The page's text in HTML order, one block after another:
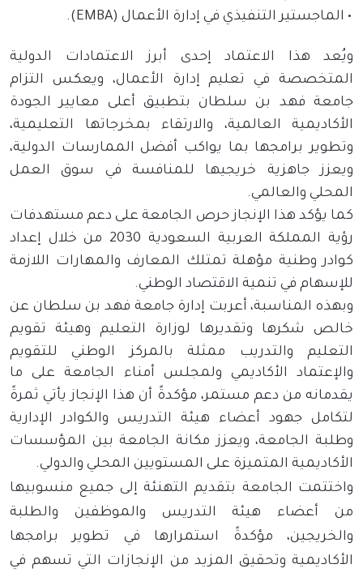
الماجستير التنفيذي في إدارة الأعمال (EMBA).
ويُعد هذا الاعتماد إحدى أبرز الاعتمادات الدولية
المتخصصة في تعليم إدارة الأعمال، ويعكس التزام
جامعة فهد بن سلطان بتطبيق أعلى معايير الجودة
الأكاديمية العالمية، والارتقاء بمخرجاتها التعليمية،
وتطوير برامجها بما يواكب أفضل الممارسات الدولية،
ويعزز جاهزية خريجيها للمنافسة في سوق العمل
المحلي والعالمي.
كما يؤكد هذا الإنجاز حرص الجامعة على دعم مستهدفات
رؤية المملكة العربية السعودية 2030 من خلال إعداد
كوادر وطنية مؤهلة تمتلك المعارف والمهارات اللازمة
للإسهام في تنمية الاقتصاد الوطني.
وبهذه المناسبة، أعربت إدارة جامعة فهد بن سلطان عن
خالص شكرها وتقديرها لوزارة التعليم وهيئة تقويم
التعليم والتدريب ممثلة بالمركز الوطني للتقويم
والإعتماد الأكاديمي ولمجلس أمناء الجامعة على ما
يقدمانه من دعم مستمر، مؤكدةً أن هذا الإنجاز يأتي ثمرةً
لتكامل جهود أعضاء هيئة التدريس والكوادر الإدارية
وطلبة الجامعة، ويعزز مكانة الجامعة بين المؤسسات
الأكاديمية المتميزة على المستويين المحلي والدولي.
واختتمت الجامعة بتقديم التهنئة إلى جميع منسوبيها
من أعضاء هيئة التدريس والموظفين والطلبة
والخريجين، مؤكدةً استمرارها في تطوير برامجها
الأكاديمية وتحقيق المزيد من الإنجازات التي تسهم في